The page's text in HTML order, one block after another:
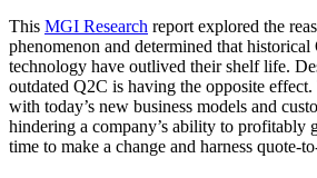
This MGI Research report explored the
phenomenon and determined that historical
technology have outlived their shelf life.
outdated Q2C is having the opposite
with today’s new business models and
hindering a company’s ability to profitably
time to make a change and harness quote-